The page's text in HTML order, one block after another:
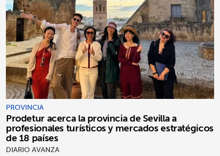
PROVINCIA
Prodetur acerca la provincia de Sevilla a
profesionales turísticos y mercados estratégicos
de 18 países
DIARIO AVANZA